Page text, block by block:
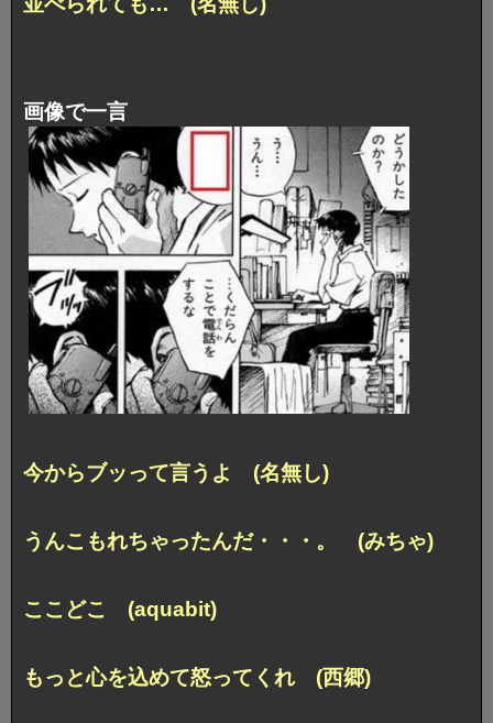
画像で一言
今からブッって言うよ (名無し)
うんこもれちゃったんだ・・・。 (みちゃ)
ここどこ (aquabit)
もっと心を込めて怒ってくれ (西郷)